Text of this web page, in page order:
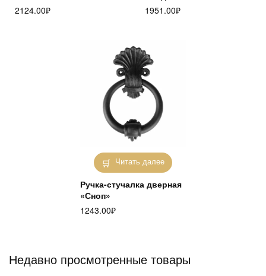
2124.00₽
1951.00₽
Читать далее
Ручка-стучалка дверная
«Сноп»
1243.00₽
Недавно просмотренные товары